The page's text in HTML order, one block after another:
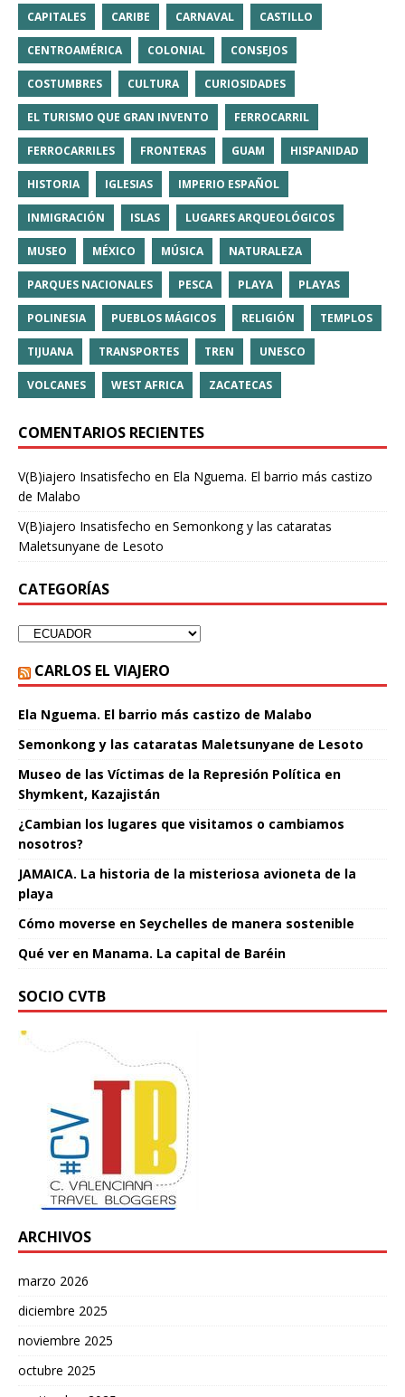
CAPITALES CARIBE CARNAVAL CASTILLO
CENTROAMÉRICA COLONIAL CONSEJOS
COSTUMBRES CULTURA CURIOSIDADES
EL TURISMO QUE GRAN INVENTO FERROCARRIL
FERROCARRILES FRONTERAS GUAM HISPANIDAD
HISTORIA IGLESIAS IMPERIO ESPAÑOL
INMIGRACIÓN ISLAS LUGARES ARQUEOLÓGICOS
MUSEO MÉXICO MÚSICA NATURALEZA
PARQUES NACIONALES PESCA PLAYA PLAYAS
POLINESIA PUEBLOS MÁGICOS RELIGIÓN TEMPLOS
TIJUANA TRANSPORTES TREN UNESCO
VOLCANES WEST AFRICA ZACATECAS
COMENTARIOS RECIENTES
V(B)iajero Insatisfecho en Ela Nguema. El barrio más castizo
de Malabo
V(B)iajero Insatisfecho en Semonkong y las cataratas
Maletsunyane de Lesoto
CATEGORÍAS
CARLOS EL VIAJERO
Ela Nguema. El barrio más castizo de Malabo
Semonkong y las cataratas Maletsunyane de Lesoto
Museo de las Víctimas de la Represión Política en
Shymkent, Kazajistán
¿Cambian los lugares que visitamos o cambiamos
nosotros?
JAMAICA. La historia de la misteriosa avioneta de la
playa
Cómo moverse en Seychelles de manera sostenible
Qué ver en Manama. La capital de Baréin
SOCIO CVTB
ARCHIVOS
marzo 2026
diciembre 2025
noviembre 2025
octubre 2025